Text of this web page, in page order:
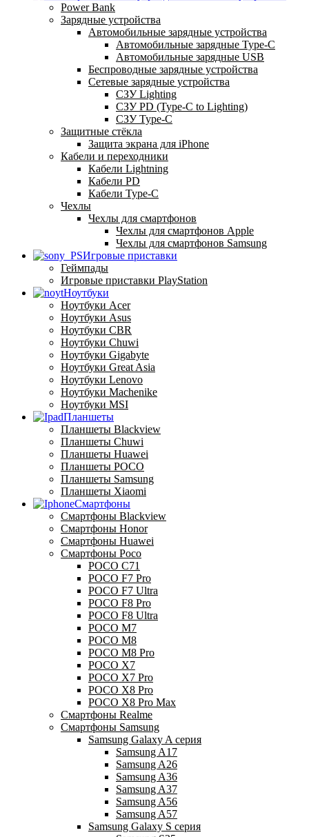
Power Bank
Зарядные устройства
Автомобильные зарядные устройства
Автомобильные зарядные Type-C
Автомобильные зарядные USB
Беспроводные зарядные устройства
Сетевые зарядные устройства
СЗУ Lighting
СЗУ PD (Type-C to Lighting)
СЗУ Type-C
Защитные стёкла
Защита экрана для iPhone
Кабели и переходники
Кабели Lightning
Кабели PD
Кабели Type-C
Чехлы
Чехлы для смартфонов
Чехлы для смартфонов Apple
Чехлы для смартфонов Samsung
Игровые приставки
Геймпады
Игровые приставки PlayStation
Ноутбуки
Ноутбуки Acer
Ноутбуки Asus
Ноутбуки CBR
Ноутбуки Chuwi
Ноутбуки Gigabyte
Ноутбуки Great Asia
Ноутбуки Lenovo
Ноутбуки Machenike
Ноутбуки MSI
Планшеты
Планшеты Blackview
Планшеты Chuwi
Планшеты Huawei
Планшеты POCO
Планшеты Samsung
Планшеты Xiaomi
Смартфоны
Смартфоны Blackview
Смартфоны Honor
Смартфоны Huawei
Смартфоны Poco
POCO C71
POCO F7 Pro
POCO F7 Ultra
POCO F8 Pro
POCO F8 Ultra
POCO M7
POCO M8
POCO M8 Pro
POCO X7
POCO X7 Pro
POCO X8 Pro
POCO X8 Pro Max
Смартфоны Realme
Смартфоны Samsung
Samsung Galaxy A серия
Samsung A17
Samsung A26
Samsung A36
Samsung A37
Samsung A56
Samsung A57
Samsung Galaxy S серия